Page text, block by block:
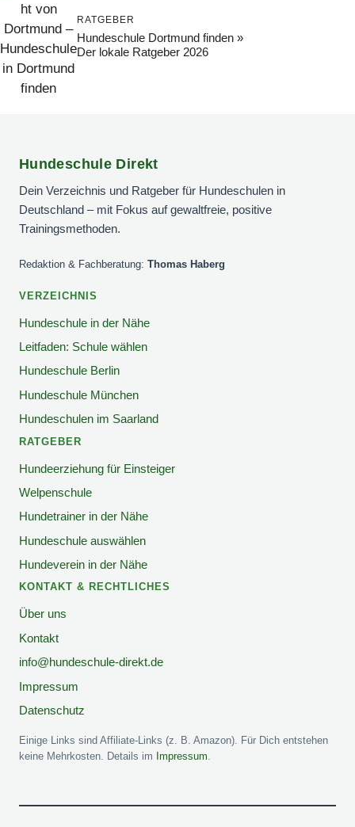
RATGEBER
Hundeschule Dortmund finden »
Der lokale Ratgeber 2026
Hundeschule Direkt
Dein Verzeichnis und Ratgeber für Hundeschulen in
Deutschland – mit Fokus auf gewaltfreie, positive
Trainingsmethoden.
Redaktion & Fachberatung: Thomas Haberg
VERZEICHNIS
Hundeschule in der Nähe
Leitfaden: Schule wählen
Hundeschule Berlin
Hundeschule München
Hundeschulen im Saarland
RATGEBER
Hundeerziehung für Einsteiger
Welpenschule
Hundetrainer in der Nähe
Hundeschule auswählen
Hundeverein in der Nähe
KONTAKT & RECHTLICHES
Über uns
Kontakt
info@hundeschule-direkt.de
Impressum
Datenschutz
Einige Links sind Affiliate-Links (z. B. Amazon). Für Dich entstehen
keine Mehrkosten. Details im Impressum.